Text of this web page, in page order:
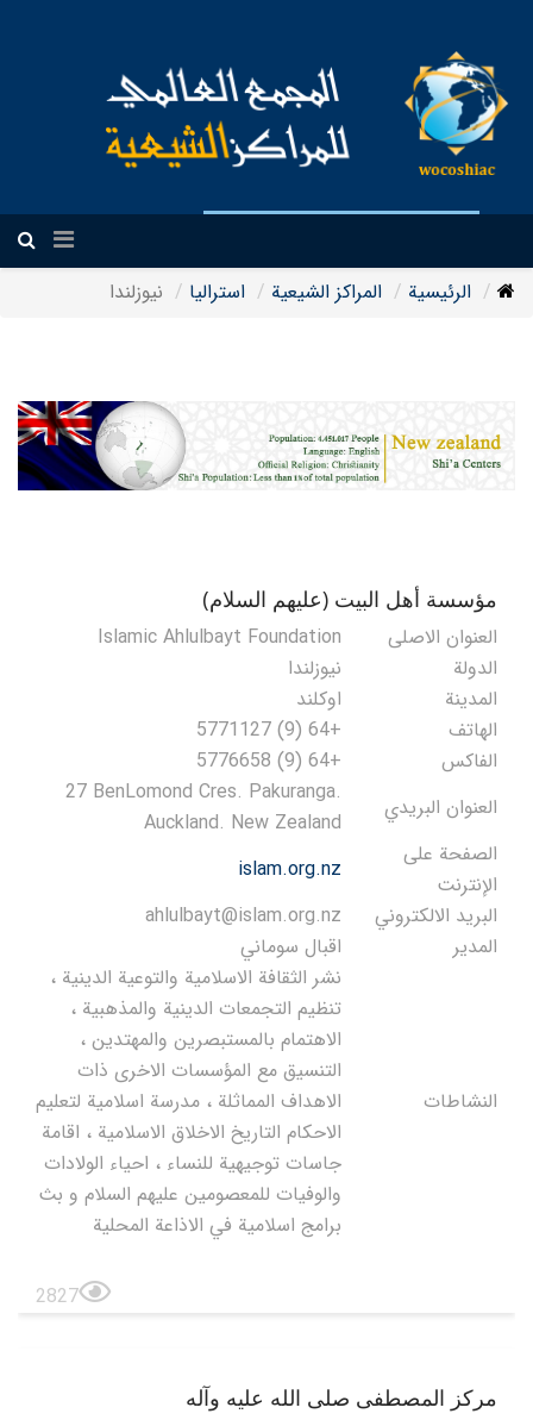
الرئيسية المراکز الشیعیة استراليا نيوزلندا
مؤسسة أهل البيت (عليهم السلام)
العنوان الاصلی
Islamic Ahlulbayt Foundation
الدولة
نيوزلندا
المدينة
اوكلند
الهاتف
+64 (9) 5771127
الفاكس
+64 (9) 5776658
العنوان البريدي
27 BenLomond Cres. Pakuranga.
Auckland. New Zealand
الصفحة على
الإنترنت
islam.org.nz
البريد الالكتروني
ahlulbayt@islam.org.nz
المدير
اقبال سوماني
النشاطات
نشر الثقافة الاسلامية والتوعية الدينية ،
تنظيم التجمعات الدينية والمذهبية ،
الاهتمام بالمستبصرين والمهتدين ،
التنسيق مع المؤسسات الاخرى ذات
الاهداف المماثلة ، مدرسة اسلامية لتعليم
الاحكام التاريخ الاخلاق الاسلامية ، اقامة
جاسات توجيهية للنساء ، احياء الولادات
والوفيات للمعصومين عليهم السلام و بث
برامج اسلامية في الاذاعة المحلية
2827
مركز المصطفى صلى الله عليه وآله